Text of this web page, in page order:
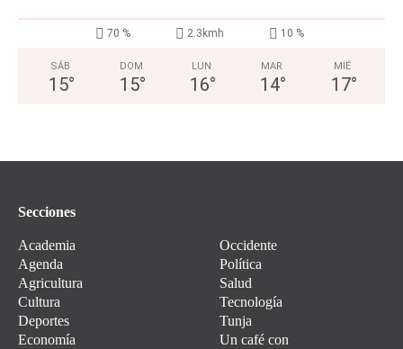
70 % 2.3kmh 10 %
SÁB
15°
DOM
15°
LUN
16°
MAR
14°
MIÉ
17°
Secciones
Academia
Agenda
Agricultura
Cultura
Deportes
Economía
Occidente
Política
Salud
Tecnología
Tunja
Un café con